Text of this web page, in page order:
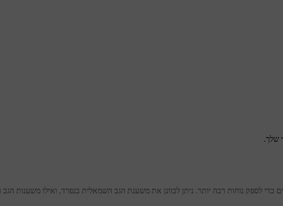
שלך.
לספק נוחות רבה יותר. ניתן לכוונן את משענת הגב השמאלית בנפרד, ואילו משענות הגב